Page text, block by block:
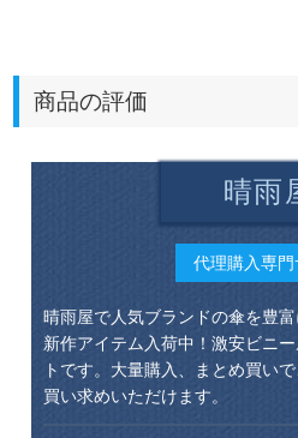
商品の評価
晴雨
代理購入専門
晴雨屋で人気ブランドの傘を豊
新作アイテム入荷中！激安ビニ
トです。大量購入、まとめ買い
買い求めいただけます。